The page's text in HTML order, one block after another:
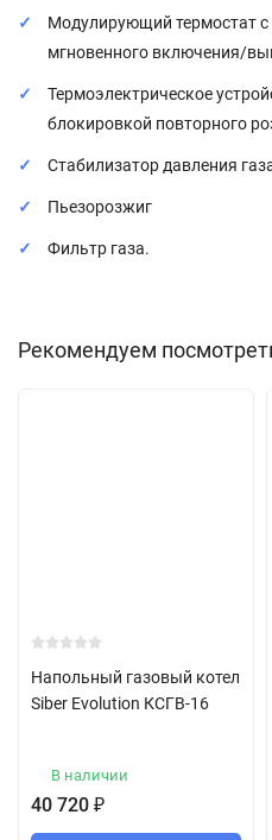
Модулирующий термостат с
мгновенного включения/
Термоэлектрическое
блокировкой повторного
Стабилизатор давления
Пьезорозжиг
Фильтр газа.
Рекомендуем
Напольный газовый котел
Siber Evolution КСГВ-16
В наличии
40 720 ₽